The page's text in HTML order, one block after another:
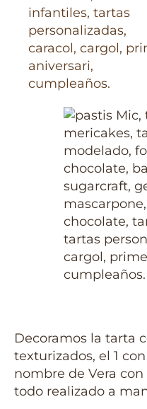
Decoramos la tarta
texturizados, el 1
nombre de Vera
todo realizado a